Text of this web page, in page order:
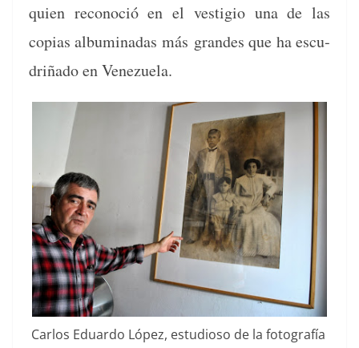
quien recono­ció en el ves­ti­gio una de las
copias albu­minadas más grandes que ha escu­
d­riña­do en Venezuela.
Car­los Eduar­do López, estu­dioso de la fotografía